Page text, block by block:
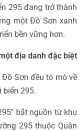
295 đang trở thành
một Đồ Sơn xanh
bền vững hơn.
địa danh đặc biệt
Sơn đều tò mò về
biển 295.
bắt nguồn từ khu
295 thuộc Quân